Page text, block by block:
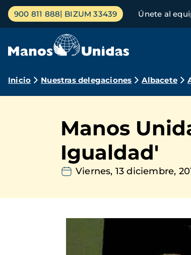
Pasar
contenido
Menú
principal
900 811 888 BIZUM 33439 Únete al
Ruta
navegación
Inicio Nuestras delegaciones Albacete
Manos
Igualdad'
Viernes, 13 diciembre,